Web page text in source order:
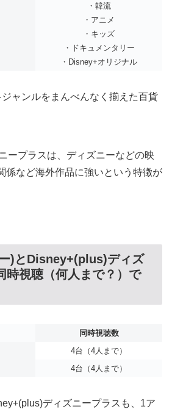
・韓流
・アニメ
・キッズ
・ドキュメンタリー
・Disney+オリジナル
ャンルをまんべんなく揃えた百貨
ープラスは、ディズニーなどの映
係など海外作品に強いという特徴が
)とDisney+(plus)ディズ
時視聴（何人まで？）で
同時視聴数
4台（4人まで）
4台（4人まで）
ディズニープラスも、1ア